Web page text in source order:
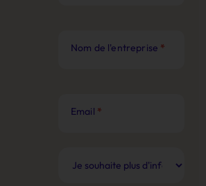
Nom de l'entreprise *
Email *